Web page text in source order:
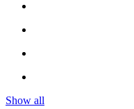
Show all